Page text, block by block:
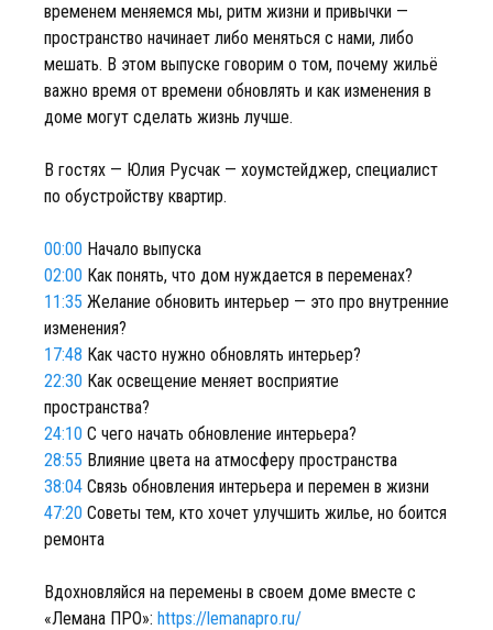
временем меняемся мы, ритм жизни и привычки —
пространство начинает либо меняться с нами, либо
мешать. В этом выпуске говорим о том, почему жильё
важно время от времени обновлять и как изменения в
доме могут сделать жизнь лучше.
В гостях — Юлия Русчак — хоумстейджер, специалист
по обустройству квартир.
00:00 Начало выпуска
02:00 Как понять, что дом нуждается в переменах?
11:35 Желание обновить интерьер — это про внутренние
изменения?
17:48 Как часто нужно обновлять интерьер?
22:30 Как освещение меняет восприятие
пространства?
24:10 С чего начать обновление интерьера?
28:55 Влияние цвета на атмосферу пространства
38:04 Связь обновления интерьера и перемен в жизни
47:20 Советы тем, кто хочет улучшить жилье, но боится
ремонта
Вдохновляйся на перемены в своем доме вместе с
«Лемана ПРО»: https://lemanapro.ru/